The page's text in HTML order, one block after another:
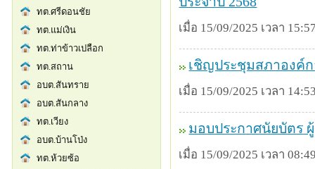
เมื่อ 15/09/2025 เวลา
เชิญประชุมสภาองค์
เมื่อ 15/09/2025 เวลา
มอบประกาศนัยบัตร
เมื่อ 15/09/2025 เวลา